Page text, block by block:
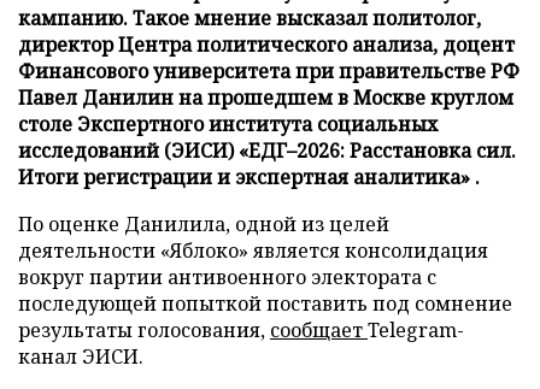
кампанию. Такое мнение высказал политолог,
директор Центра политического анализа, доцент
Финансового университета при правительстве РФ
Павел Данилин на прошедшем в Москве круглом
столе Экспертного института социальных
исследований (ЭИСИ) «ЕДГ–2026: Расстановка сил.
Итоги регистрации и экспертная аналитика» .
По оценке Данилила, одной из целей
деятельности «Яблоко» является консолидация
вокруг партии антивоенного электората с
последующей попыткой поставить под сомнение
результаты голосования, сообщаетTelegram-
канал ЭИСИ.